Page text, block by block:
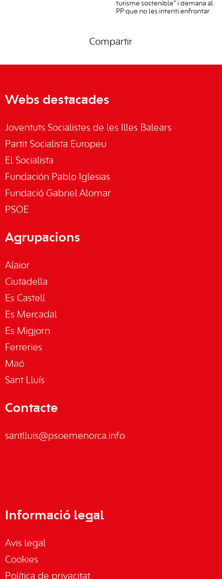
turisme sostenible” i demana al
PP que no les intenti enfrontar
Compartir
Webs destacades
Joventuts Socialistes de les Illes Balears
Partit Socialista Europeu
El Socialista
Fundación Pablo Iglesias
Fundació Gabriel Alomar
PSOE
Agrupacions
Alaior
Ciutadella
Es Castell
Es Mercadal
Es Migjorn
Ferreries
Maó
Sant Lluís
Contacte
santlluis@psoemenorca.info
Informació legal
Avis legal
Cookies
Política de privacitat